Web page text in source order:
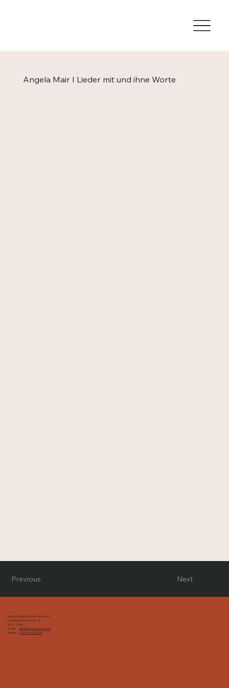
Angela Mair I Lieder mit und ihne Worte
Next
Previous
Verein Podium Festival Österreich
Argentinierstrasse 48/16
1040 - Wien
E-Mail:office@podiumfestival.at
Telefon:+43 676 653 36 58